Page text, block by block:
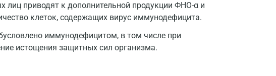
приводят к дополнительной продукции ФНО-α и
клеток, содержащих вирус иммунодефицита.
иммунодефицитом, в том числе при
истощения защитных сил организма.
Ивантеевка
Ижевск
Истра